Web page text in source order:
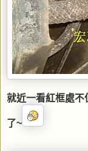
就近一看紅框處不
了~